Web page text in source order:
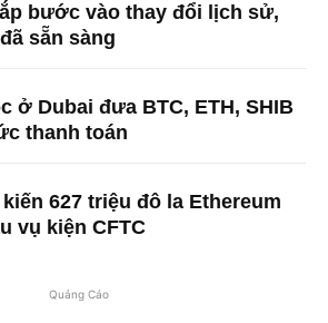
bước vào thay đổi lịch sử,
sẵn sàng
ở Dubai đưa BTC, ETH, SHIB
thanh toán
​​627 triệu đô la Ethereum
vụ kiện CFTC
Quảng Cáo